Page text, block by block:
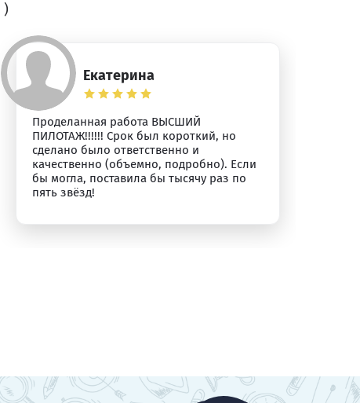
)
Екатерина
Проделанная работа ВЫСШИЙ
ПИЛОТАЖ!!!!!! Срок был короткий, но
сделано было ответственно и
качественно (объемно, подробно). Если
бы могла, поставила бы тысячу раз по
пять звёзд!